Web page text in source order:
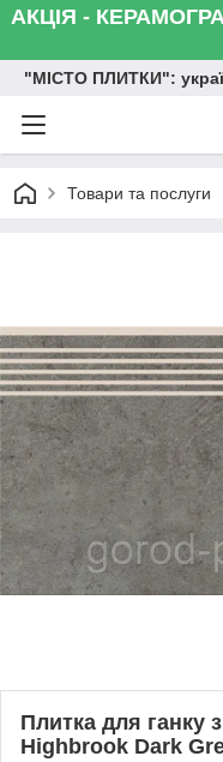
АКЦІЯ -
"МІСТО ПЛИТКИ":
Товари та послуги
Плитка для ганку
Highbrook Dark